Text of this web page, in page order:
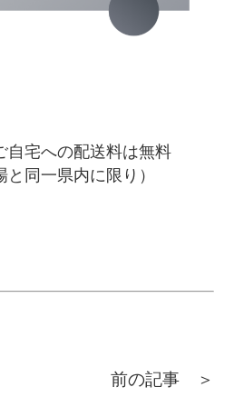
自宅への配送料は無料
同一県内に限り）
前の記事 ＞